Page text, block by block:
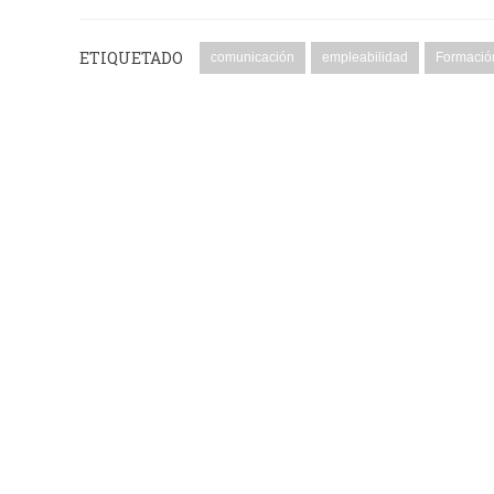
ETIQUETADO comunicación empleabilidad